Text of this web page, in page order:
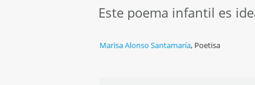
Este poema infantil es
Marisa Alonso Santamaría, Poetisa